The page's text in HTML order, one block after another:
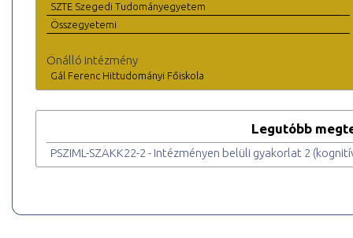
SZTE Szegedi Tudományegyetem
Összegyetemi
Önálló intézmény
Gál Ferenc Hittudományi Főiskola
Legutóbb
PSZIML-SZAKK22-2 - Intézményen belüli gyakorlat 2